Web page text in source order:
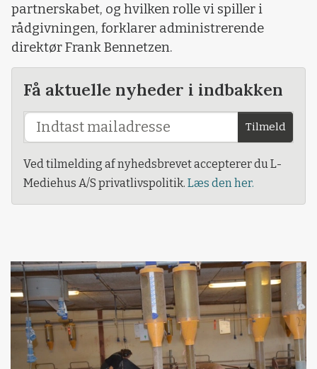
partnerskabet, og hvilken rolle vi spiller i
rådgivningen, forklarer administrerende
direktør Frank Bennetzen.
Få aktuelle nyheder i indbakken
Tilmeld
Ved tilmelding af nyhedsbrevet accepterer du L-
Mediehus A/S privatlivspolitik. Læs den her.